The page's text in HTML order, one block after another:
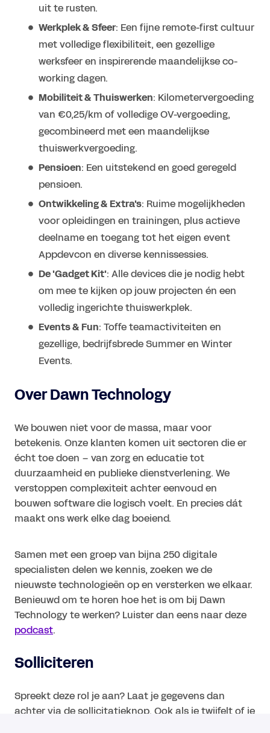
uit te rusten.
Werkplek & Sfeer: Een fijne remote-first cultuur
met volledige flexibiliteit, een gezellige
werksfeer en inspirerende maandelijkse co-
working dagen.
Mobiliteit & Thuiswerken: Kilometervergoeding
van €0,25/km of volledige OV-vergoeding,
gecombineerd met een maandelijkse
thuiswerkvergoeding.
Pensioen: Een uitstekend en goed geregeld
pensioen.
Ontwikkeling & Extra's: Ruime mogelijkheden
voor opleidingen en trainingen, plus actieve
deelname en toegang tot het eigen event
Appdevcon en diverse kennissessies.
De 'Gadget Kit': Alle devices die je nodig hebt
om mee te kijken op jouw projecten én een
volledig ingerichte thuiswerkplek.
Events & Fun: Toffe teamactiviteiten en
gezellige, bedrijfsbrede Summer en Winter
Events.
Over Dawn Technology
We bouwen niet voor de massa, maar voor
betekenis. Onze klanten komen uit sectoren die er
écht toe doen – van zorg en educatie tot
duurzaamheid en publieke dienstverlening. We
verstoppen complexiteit achter eenvoud en
bouwen software die logisch voelt. En precies dát
maakt ons werk elke dag boeiend.
Samen met een groep van bijna 250 digitale
specialisten delen we kennis, zoeken we de
nieuwste technologieën op en versterken we elkaar.
Benieuwd om te horen hoe het is om bij Dawn
Technology te werken? Luister dan eens naar deze
podcast.
Solliciteren
Spreekt deze rol je aan? Laat je gegevens dan
achter via de sollicitatieknop. Ook als je twijfelt of je